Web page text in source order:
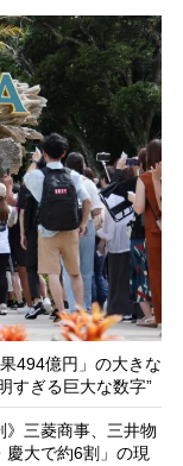
494億円」の大きな
すぎる巨大な数字”
》三菱商事、三井物
大で約6割」の現